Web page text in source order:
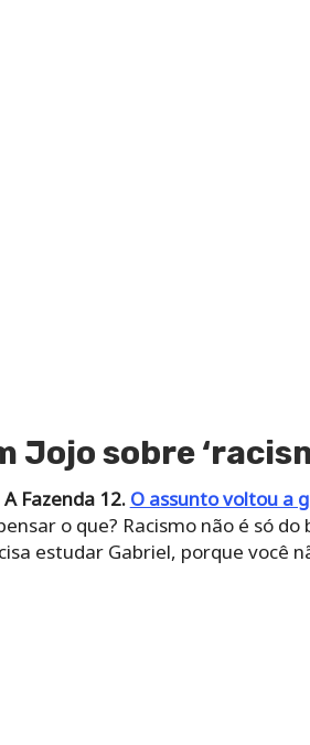
o participante de
foi interrompida pelo peão,
indignação ia puxar essa
é um direito da pessoa”,
que está ao meu redor,
trato mal diariamente?”,
emA Fazenda 12 e Biel tentou
pelo amor de Deus”.